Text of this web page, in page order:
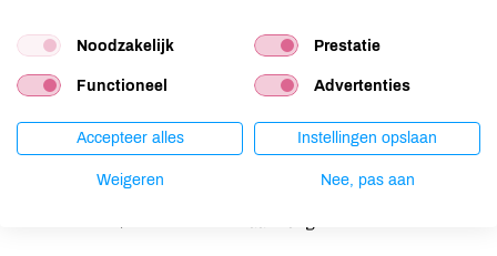
Schaaldieren
niet aanwezig
Selderij
niet aanwezig
niet aanwezig
Noodzakelijk Prestatie
Functioneel Advertenties
Accepteer alles Instellingen opslaan
Weigeren Nee, pas aan